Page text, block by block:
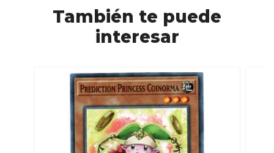
También te puede
interesar